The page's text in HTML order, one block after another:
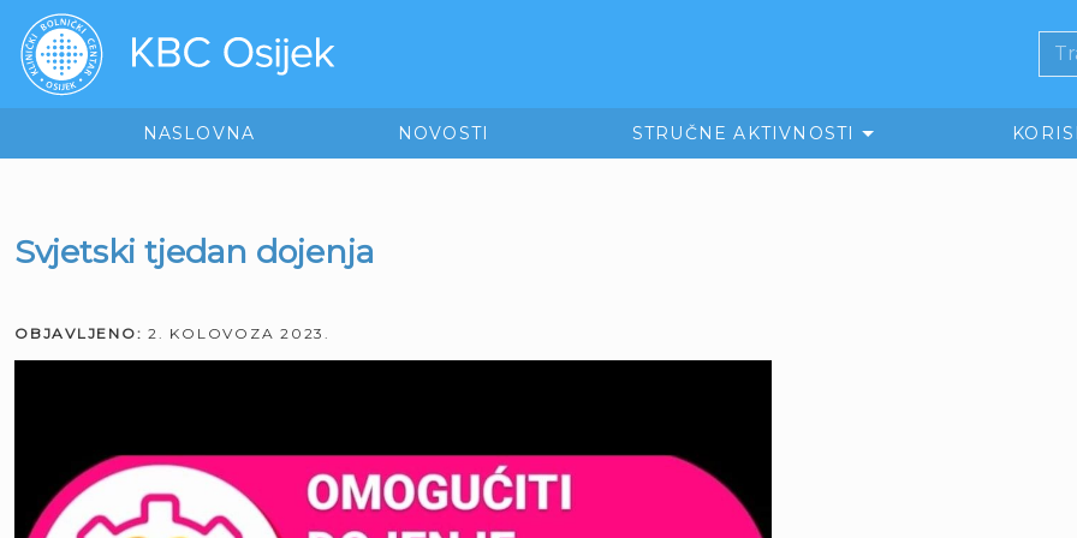
NASLOVNA NOVOSTI STRUČNE AKTIVNOSTI
Svjetski tjedan dojenja
OBJAVLJENO: 2. KOLOVOZA 2023.